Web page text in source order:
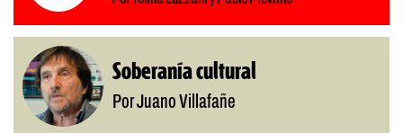
Soberanía cultural
Por Juano Villafañe